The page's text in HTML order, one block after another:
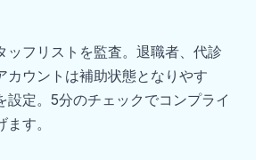
ッフリストを監査。退職者、代診
カウントは補助状態となりやす
設定。5分のチェックでコンプライ
す。